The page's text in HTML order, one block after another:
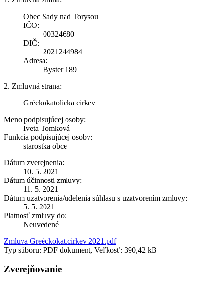
Obec Sady nad Torysou
IČO:
00324680
DIČ:
2021244984
Adresa:
Byster 189
2. Zmluvná strana:
Gréckokatolicka cirkev
Meno podpisujúcej osoby:
Iveta Tomková
Funkcia podpisujúcej osoby:
starostka obce
Dátum zverejnenia:
10. 5. 2021
Dátum účinnosti zmluvy:
11. 5. 2021
Dátum uzatvorenia/udelenia súhlasu s uzatvorením zmluvy:
5. 5. 2021
Platnosť zmluvy do:
Neuvedené
Zmluva Greéckokat.cirkev 2021.pdf
Typ súboru: PDF dokument, Veľkosť: 390,42 kB
Zverejňovanie